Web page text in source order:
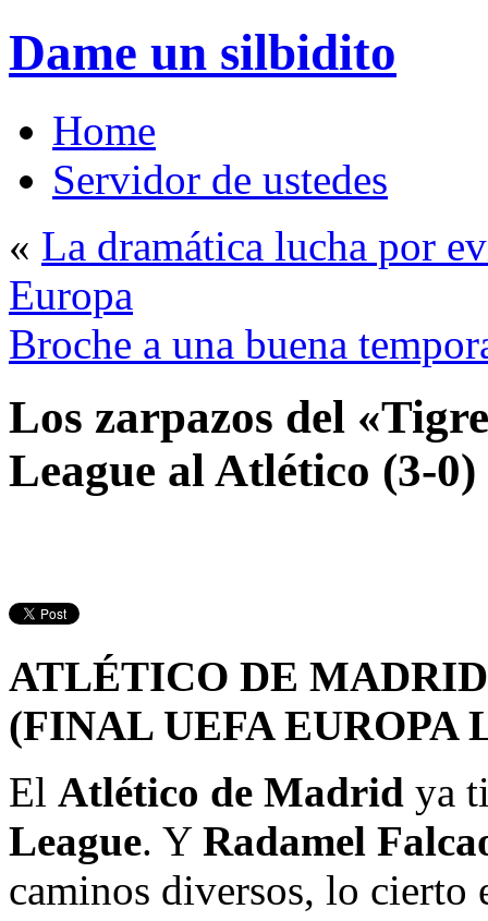
Dame un silbidito
Home
Servidor de ustedes
« La dramática lucha por
Europa
Broche a una buena
Los zarpazos del
League al Atlético (3-0)
ATLÉTICO DE
(FINAL UEFA EUROPA
El Atlético de Madrid ya
League. Y Radamel
caminos diversos, lo cierto